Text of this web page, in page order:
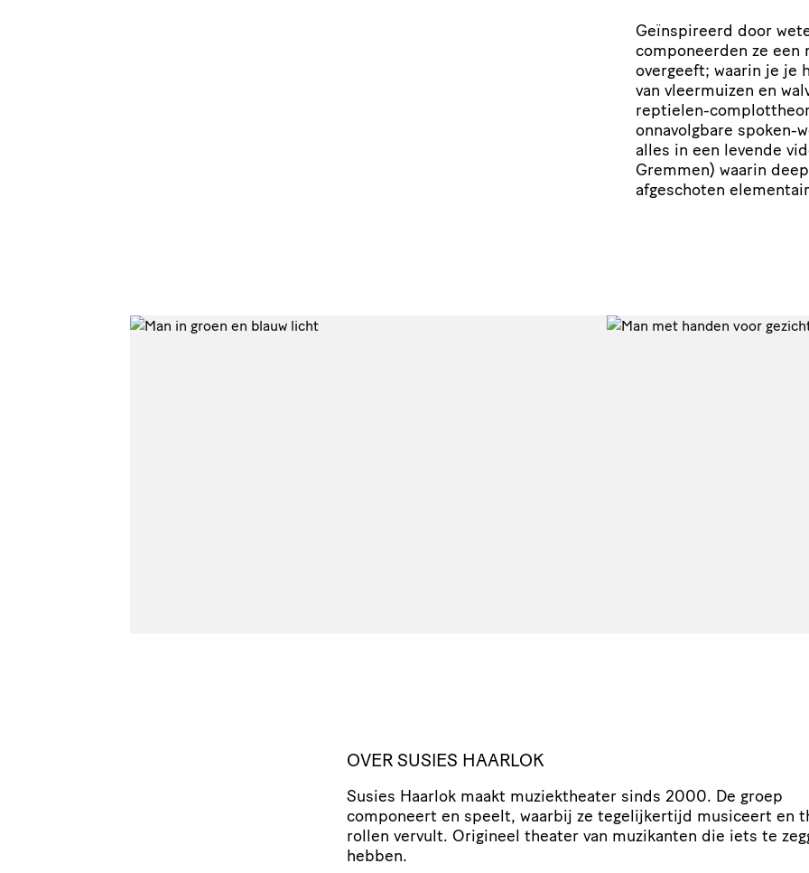
Geïnspireerd door
componeerden ze een
overgeeft; waarin je je
van vleermuizen en
reptielen-
onnavolgbare spoken-
alles in een levende
Gremmen) waarin
afgeschoten
OVER SUSIES HAARLOK
Susies Haarlok maakt muziek­the­ater sinds 2000. De groep
componeert en speelt, waarbij ze tege­lij­ker­tijd musiceert en
rollen vervult. Origineel theater van muzikanten die iets te
hebben.